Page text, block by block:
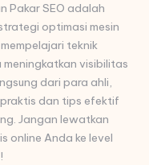
Pakar SEO adalah
optimasi mesin
teknik
visibilitas
dari para ahli,
dan tips efektif
Jangan lewatkan
online Anda ke level